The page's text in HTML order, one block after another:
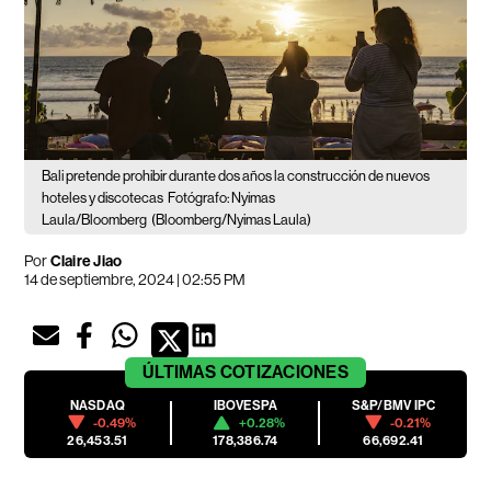
Bali pretende prohibir durante dos años la construcción de nuevos
hoteles y discotecas Fotógrafo: Nyimas
Laula/Bloomberg (Bloomberg/Nyimas Laula)
PorClaire Jiao
14 de septiembre, 2024 | 02:55 PM
ÚLTIMAS COTIZACIONES
NASDAQ
-0.49%
26,453.51
IBOVESPA
+0.28%
178,386.74
S&P/BMV IPC
-0.21%
66,692.41